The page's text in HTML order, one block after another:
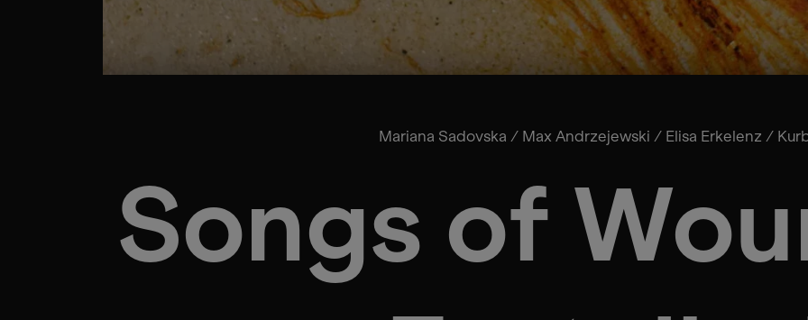
Mariana Sadovska / Max Andrzejewski / Elisa Erkelenz /
Songs of